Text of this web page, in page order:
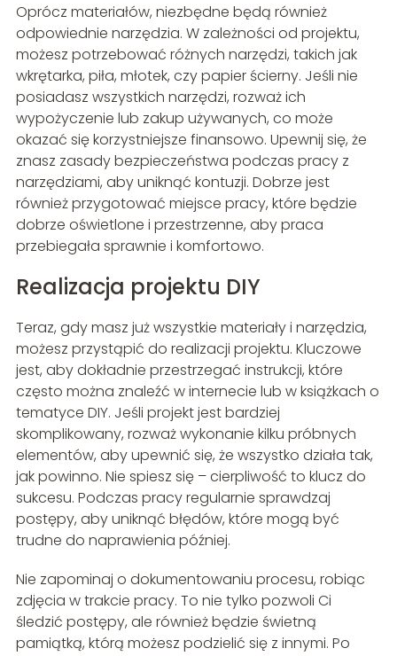
Oprócz materiałów, niezbędne będą również
odpowiednie narzędzia. W zależności od projektu,
możesz potrzebować różnych narzędzi, takich jak
wkrętarka, piła, młotek, czy papier ścierny. Jeśli nie
posiadasz wszystkich narzędzi, rozważ ich
wypożyczenie lub zakup używanych, co może
okazać się korzystniejsze finansowo. Upewnij się, że
znasz zasady bezpieczeństwa podczas pracy z
narzędziami, aby uniknąć kontuzji. Dobrze jest
również przygotować miejsce pracy, które będzie
dobrze oświetlone i przestrzenne, aby praca
przebiegała sprawnie i komfortowo.
Realizacja projektu DIY
Teraz, gdy masz już wszystkie materiały i narzędzia,
możesz przystąpić do realizacji projektu. Kluczowe
jest, aby dokładnie przestrzegać instrukcji, które
często można znaleźć w internecie lub w książkach o
tematyce DIY. Jeśli projekt jest bardziej
skomplikowany, rozważ wykonanie kilku próbnych
elementów, aby upewnić się, że wszystko działa tak,
jak powinno. Nie spiesz się – cierpliwość to klucz do
sukcesu. Podczas pracy regularnie sprawdzaj
postępy, aby uniknąć błędów, które mogą być
trudne do naprawienia później.
Nie zapominaj o dokumentowaniu procesu, robiąc
zdjęcia w trakcie pracy. To nie tylko pozwoli Ci
śledzić postępy, ale również będzie świetną
pamiątką, którą możesz podzielić się z innymi. Po